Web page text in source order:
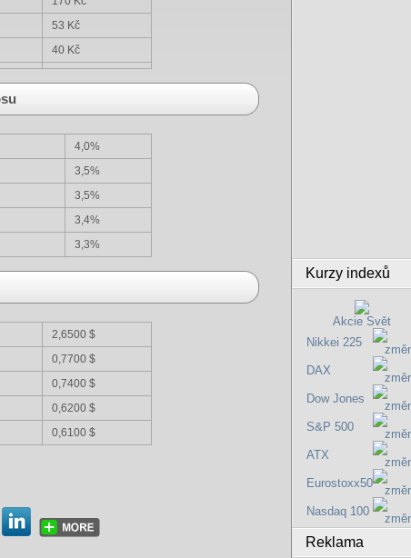
53 Kč
40 Kč
4,0%
3,5%
3,5%
3,4%
3,3%
2,6500 $
0,7700 $
0,7400 $
0,6200 $
0,6100 $
Kurzy indexů
Akcie Svět
Nikkei 225
DAX
Dow Jones
S&P 500
ATX
Eurostoxx50
Nasdaq 100
Reklama